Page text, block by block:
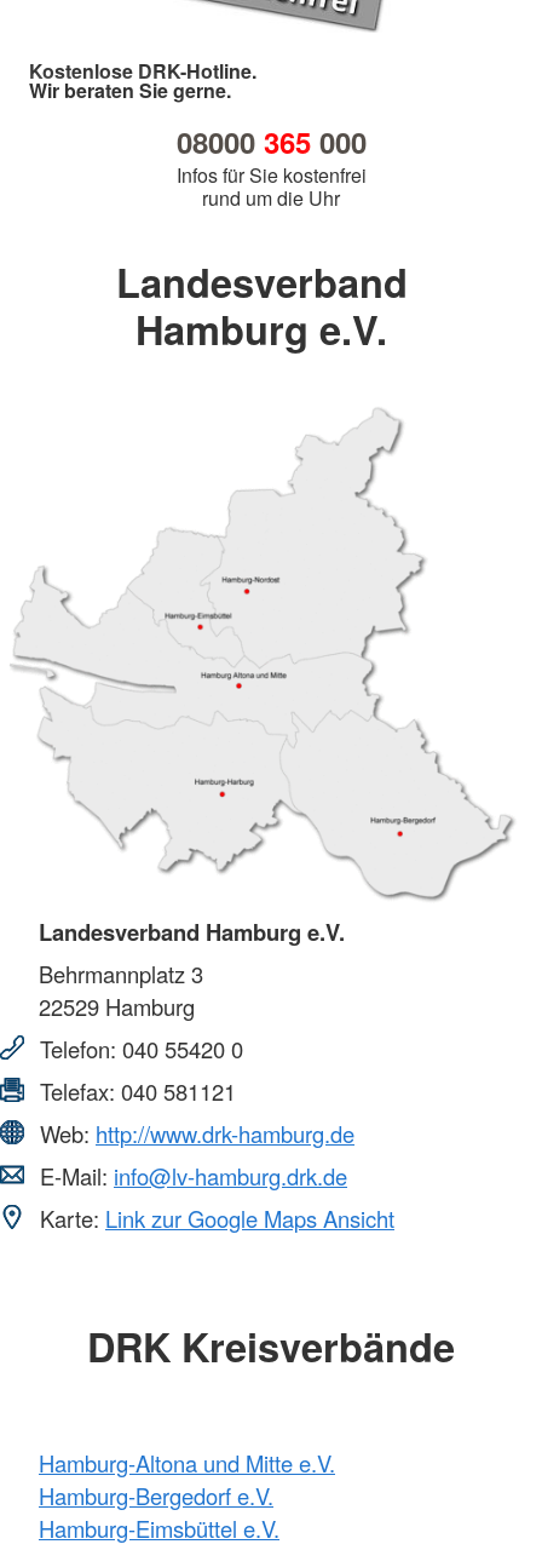
Kostenlose DRK-Hotline.
Wir beraten Sie gerne.
08000 365000
Infos für Sie kostenfrei
rund um die Uhr
Landesverband
Hamburg e.V.
Landesverband Hamburg e.V.
Behrmannplatz 3
22529 Hamburg
Telefon: 040 55420 0
Telefax: 040 581121
Web: http://www.drk-hamburg.de
E-Mail: info@lv-hamburg.drk.de
Karte: Link zur Google Maps Ansicht
DRK Kreisverbände
Hamburg-Altona und Mitte e.V.
Hamburg-Bergedorf e.V.
Hamburg-Eimsbüttel e.V.